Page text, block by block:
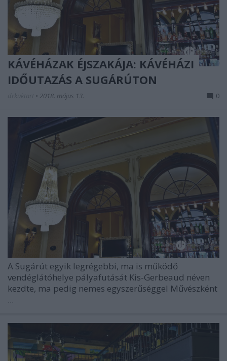
KÁVÉHÁZAK ÉJSZAKÁJA: KÁVÉHÁZI
IDŐUTAZÁS A SUGÁRÚTON
• 2018. május 13. 0
A Sugárút egyik legrégebbi, ma is működő
vendéglátóhelye pályafutását Kis-Gerbeaud néven
kezdte, ma pedig nemes egyszerűséggel Művészként
...